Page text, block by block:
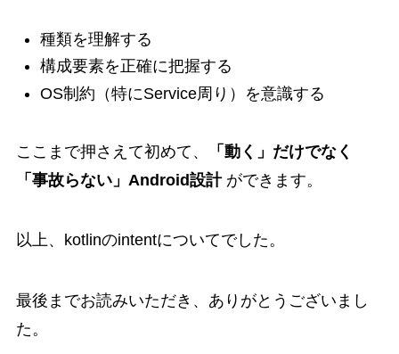
種類を理解する
構成要素を正確に把握する
OS制約（特にService周り）を意識する
ここまで押さえて初めて、
「動く」だけでなく
「事故らない」Android設計ができます。
以上、kotlinのintentについてでした。
最後までお読みいただき、ありがとうございまし
た。